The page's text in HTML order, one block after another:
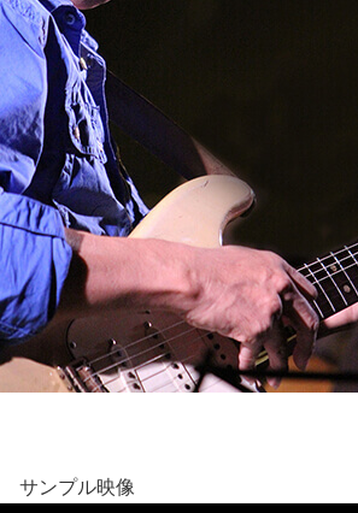
サンプル映像